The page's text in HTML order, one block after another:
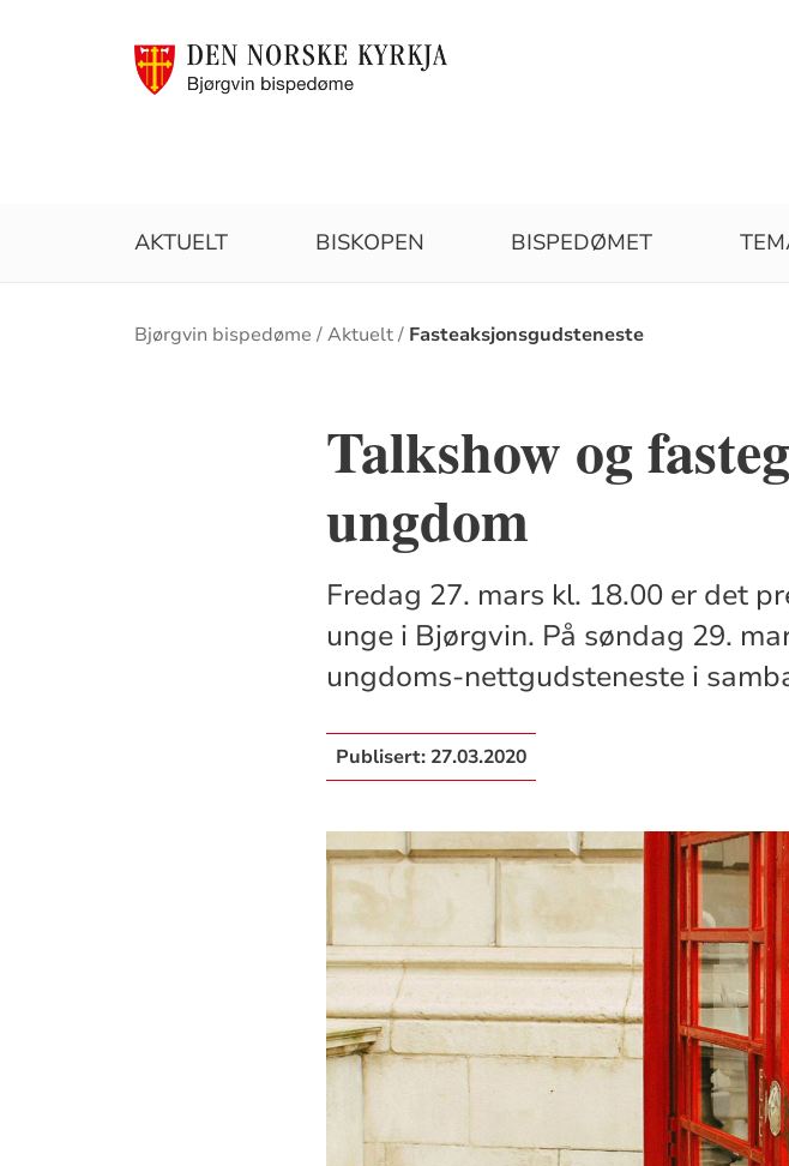
AKTUELT BISKOPEN BISPEDØMET
Brødsmulesti
Bjørgvin bispedøme Aktuelt Fasteaksjonsgudsteneste
Talkshow og
ungdom
Fredag 27. mars kl. 18.00 er det
unge i Bjørgvin. På søndag 29.
ungdoms-nettgudsteneste i
Publisert: 27.03.2020